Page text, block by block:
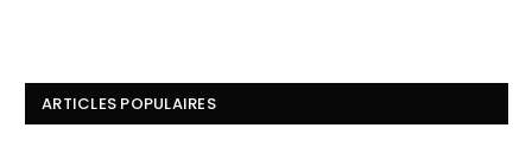
ARTICLES POPULAIRES